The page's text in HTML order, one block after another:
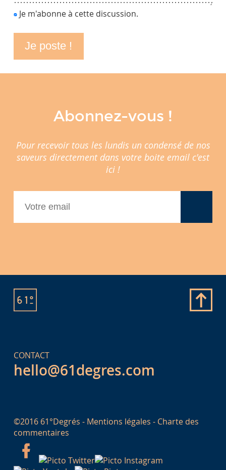
Je m'abonne à cette discussion.
Abonnez-vous !
Pour recevoir tous les lundis un condensé de nos
saveurs directement dans votre boite email c'est
ici !
CONTACT
hello@61degres.com
©2016 61°Degrés - Mentions légales - Charte des
commentaires